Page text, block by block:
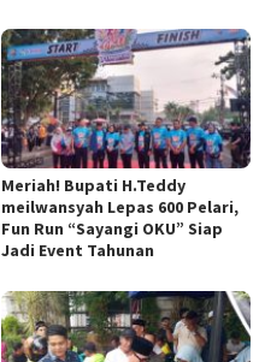
Meriah! Bupati H.Teddy
meilwansyah Lepas 600 Pelari,
Fun Run “Sayangi OKU” Siap
Jadi Event Tahunan